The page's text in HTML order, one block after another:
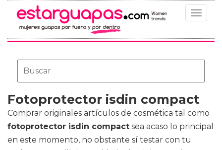
Toggle
Fotoprotector isdin compact
Comprar originales artículos de cosmética tal como
fotoprotector isdin compact sea acaso lo principal
en este momento, no obstante sí testar con tu